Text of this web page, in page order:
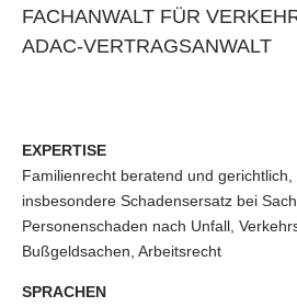
FACHANWALT FÜR
ADAC-VERTRAGSANWALT
EXPERTISE
Familienrecht beratend und gerichtlich,
insbesondere Schadensersatz bei
Personenschaden nach Unfall,
Bußgeldsachen, Arbeitsrecht
SPRACHEN